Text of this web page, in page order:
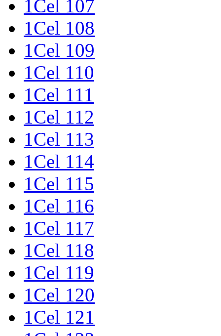
1Cel 107
1Cel 108
1Cel 109
1Cel 110
1Cel 111
1Cel 112
1Cel 113
1Cel 114
1Cel 115
1Cel 116
1Cel 117
1Cel 118
1Cel 119
1Cel 120
1Cel 121